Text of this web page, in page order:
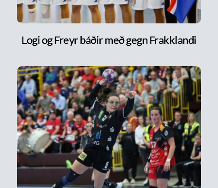
Logi og Freyr báðir með gegn Frakklandi